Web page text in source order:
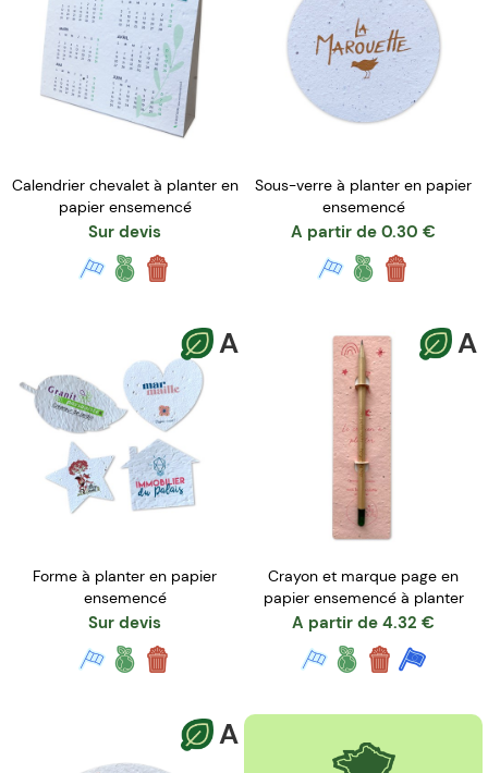
Calendrier chevalet à planter en
papier ensemencé
Sur devis
Sous-verre à planter en papier
ensemencé
A partir de 0.30 €
A
Forme à planter en papier
ensemencé
Sur devis
A
Crayon et marque page en
papier ensemencé à planter
A partir de 4.32 €
A